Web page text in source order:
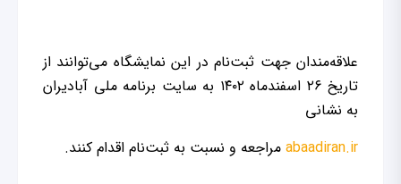
علاقه‌مندان جهت ثبت‌نام در این نمایشگاه می‌توانند از
تاریخ ۲۶ اسفندماه ۱۴۰۲ به سایت برنامه ملی آبادیران
به نشانی
abaadiran.ir مراجعه و نسبت به ثبت‌نام اقدام کنند.